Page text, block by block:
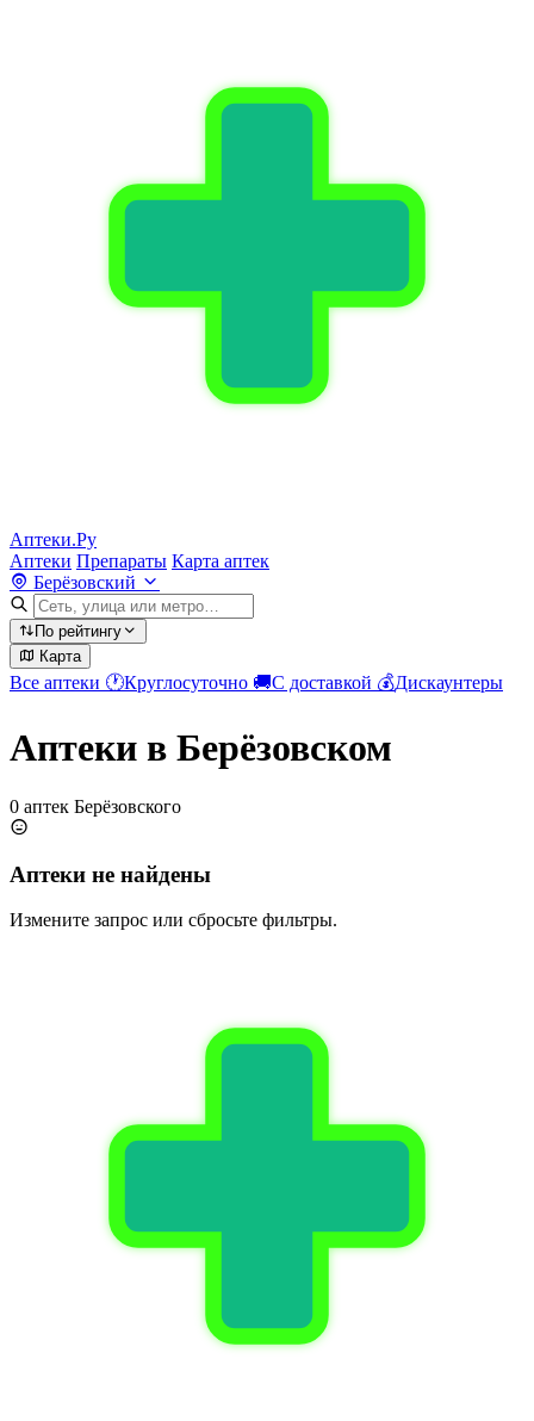
Аптеки.Ру
Аптеки Препараты Карта аптек
Берёзовский
По рейтингу
Карта
Все аптеки 🕐Круглосуточно 🚚С доставкой 💰Дискаунтеры
Аптеки в Берёзовском
0 аптек Берёзовского
Аптеки не найдены
Измените запрос или сбросьте фильтры.